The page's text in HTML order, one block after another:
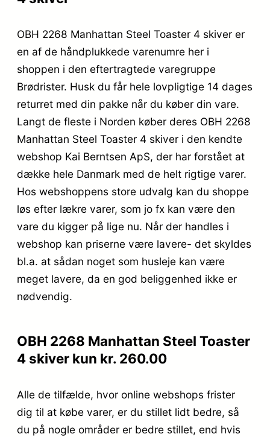
OBH 2268 Manhattan Steel Toaster 4 skiver er
en af de håndplukkede varenumre her i
shoppen i den eftertragtede varegruppe
Brødrister. Husk du får hele lovpligtige 14 dages
returret med din pakke når du køber din vare.
Langt de fleste i Norden køber deres OBH 2268
Manhattan Steel Toaster 4 skiver i den kendte
webshop Kai Berntsen ApS, der har forstået at
dække hele Danmark med de helt rigtige varer.
Hos webshoppens store udvalg kan du shoppe
løs efter lækre varer, som jo fx kan være den
vare du kigger på lige nu. Når der handles i
webshop kan priserne være lavere- det skyldes
bl.a. at sådan noget som husleje kan være
meget lavere, da en god beliggenhed ikke er
nødvendig.
OBH 2268 Manhattan Steel Toaster
4 skiver kun kr. 260.00
Alle de tilfælde, hvor online webshops frister
dig til at købe varer, er du stillet lidt bedre, så
du på nogle områder er bedre stillet, end hvis